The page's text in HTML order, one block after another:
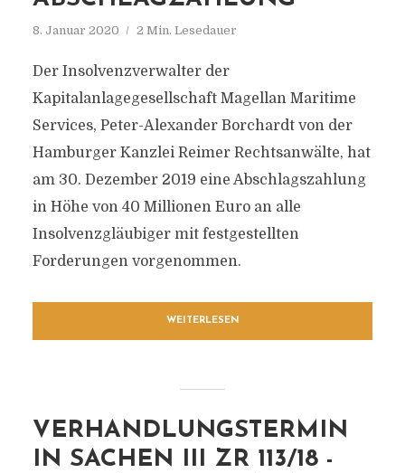
8. Januar 2020 2 Min. Lesedauer
Der Insolvenzverwalter der
Kapitalanlagegesellschaft Magellan Maritime
Services, Peter-Alexander Borchardt von der
Hamburger Kanzlei Reimer Rechtsanwälte, hat
am 30. Dezember 2019 eine Abschlagszahlung
in Höhe von 40 Millionen Euro an alle
Insolvenzgläubiger mit festgestellten
Forderungen vorgenommen.
WEITERLESEN
VERHANDLUNGSTERMIN
IN SACHEN III ZR 113/18 -